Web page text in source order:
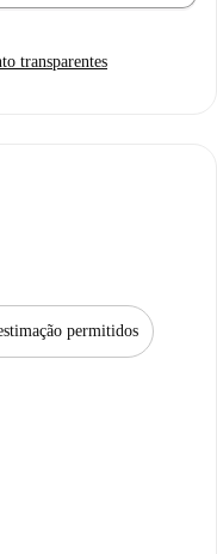
transparentes
permitidos